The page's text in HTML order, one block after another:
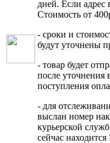
дней. Если
Стоимость от
- сроки и
будут уточнены
- товар будет
после уточнения
поступления
- для
выслан номер
курьерской
сейчас